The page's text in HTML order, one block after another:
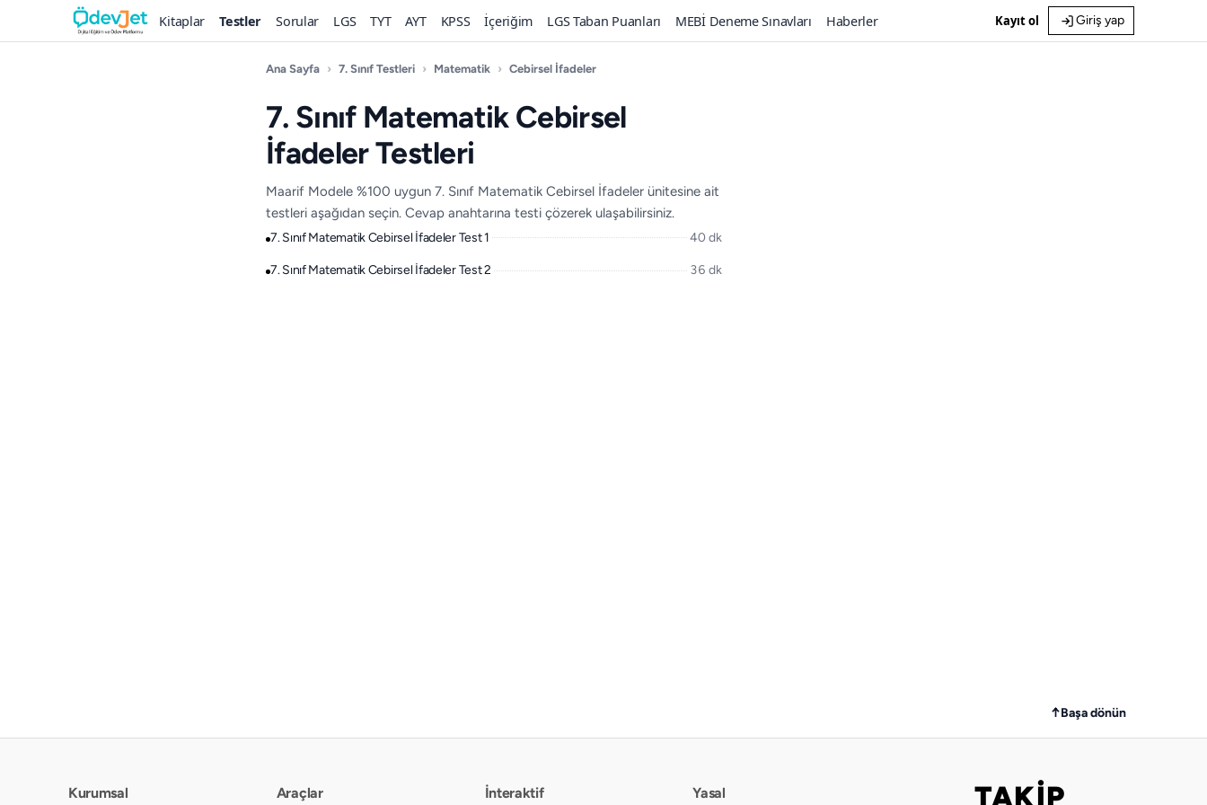
Kitaplar Testler Sorular LGS TYT AYT KPSS İçeriğim LGS Taban Puanları MEBİ Deneme Sınavları Haberler Kayıt ol Giriş yap
Ana Sayfa › 7. Sınıf Testleri › Matematik › Cebirsel İfadeler
7. Sınıf Matematik Cebirsel
İfadeler Testleri
Maarif Modele %100 uygun 7. Sınıf Matematik Cebirsel İfadeler ünitesine ait
testleri aşağıdan seçin. Cevap anahtarına testi çözerek ulaşabilirsiniz.
7. Sınıf Matematik Cebirsel İfadeler Test 1 40 dk
7. Sınıf Matematik Cebirsel İfadeler Test 2 36 dk
↑Başa dönün
Kurumsal Araçlar İnteraktif Yasal Bizi takip edin
TAKİP